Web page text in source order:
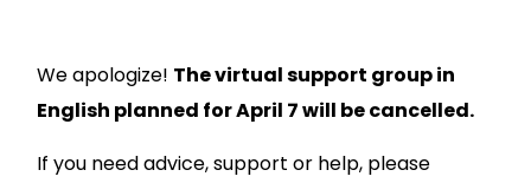
We apologize! The virtual support group in
English planned for April 7 will be cancelled.
If you need advice, support or help, please